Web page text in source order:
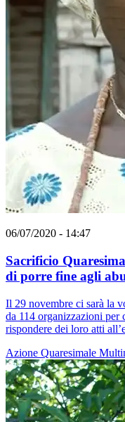
06/07/2020 - 14:47
Sacrificio
di porre fine agli
Il 29 novembre ci sarà la
da 114 organizzazioni per
rispondere dei loro atti
Azione Quaresimale